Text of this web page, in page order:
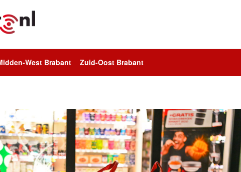
West Brabant Zuid-Oost Brabant